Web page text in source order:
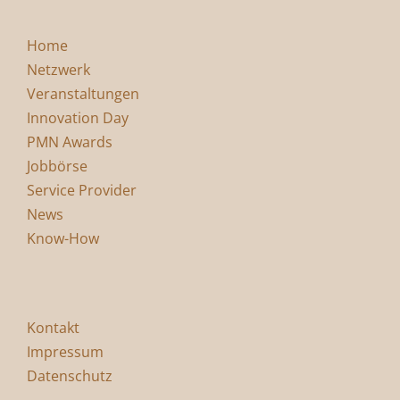
Home
Netzwerk
Veranstaltungen
Innovation Day
PMN Awards
Jobbörse
Service Provider
News
Know-How
Kontakt
Impressum
Datenschutz